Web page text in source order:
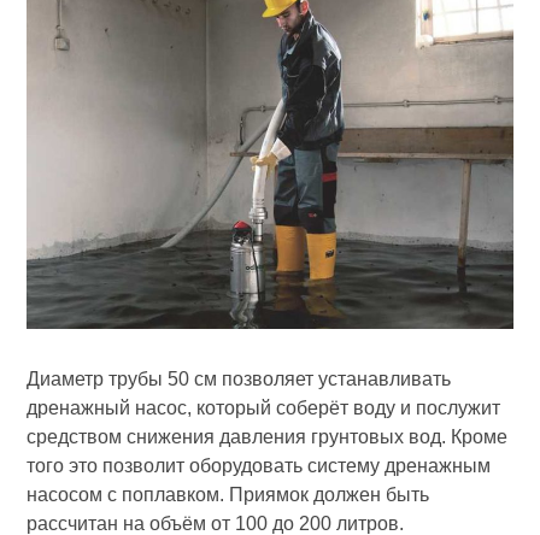
Диаметр трубы 50 см позволяет устанавливать
дренажный насос, который соберёт воду и послужит
средством снижения давления грунтовых вод. Кроме
того это позволит оборудовать систему дренажным
насосом с поплавком. Приямок должен быть
рассчитан на объём от 100 до 200 литров.